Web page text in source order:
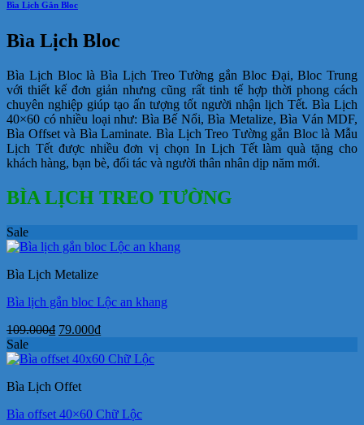
Bìa Lịch Gắn Bloc
Bìa Lịch Bloc
Bìa Lịch Bloc là Bìa Lịch Treo Tường gắn Bloc Đại, Bloc Trung
với thiết kế đơn giản nhưng cũng rất tinh tế hợp thời phong cách
chuyên nghiệp giúp tạo ấn tượng tốt người nhận lịch Tết. Bìa Lịch
40×60 có nhiều loại như: Bìa Bế Nổi, Bìa Metalize, Bìa Ván MDF,
Bìa Offset và Bìa Laminate. Bìa Lịch Treo Tường gắn Bloc là Mẫu
Lịch Tết được nhiều đơn vị chọn In Lịch Tết làm quà tặng cho
khách hàng, bạn bè, đối tác và người thân nhân dịp năm mới.
BÌA LỊCH TREO TƯỜNG
Sale
Bìa Lịch Metalize
Bìa lịch gắn bloc Lộc an khang
109.000₫ Giá
là:
79.000₫Giá
tại
Sale
Bìa Lịch Offet
Bìa offset 40×60 Chữ Lộc